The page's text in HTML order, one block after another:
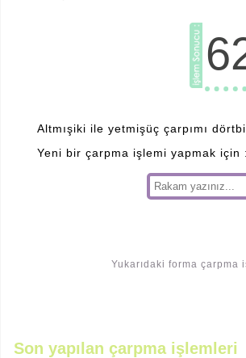
Altmışiki ile yetmişüç çarpımı
Yeni bir çarpma işlemi yapmak için :
Yukarıdaki forma çarpma
Son yapılan çarpma işlemleri